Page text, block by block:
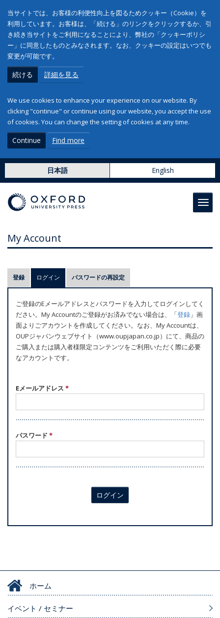
当サイトでは、お客様の利便性向上を図るためクッキー（Cookie）を
利用しています。お客様は、「続ける」のリンクをクリックするか、引
き続き当サイトをご利用になることにより、弊社の「クッキーポリシ
ー」に同意したものとみなされます。なお、クッキーの設定はいつでも
変更が可能です。
続ける 詳細を見る
We use cookies to enhance your experience on our website. By
clicking "continue" or continue using our website, you accept the use
of cookies. You can change the setting of cookies at any time.
Continue Find more
日本語 English
My Account
プ
ラ
マ
リ
ー
タ
ブ
登録 ログイン (アクティブなタブ)
パスワードの再設定
ご登録のEメールアドレスとパスワードを入力してログインしてく
ださい。My Accountのご登録がお済みでない場合は、「登録 」画
面よりごアカウントを作成してください。なお、My Accountは、
OUPジャパンウェブサイト（www.oupjapan.co.jp）にて、商品の
ご購入または購入者様限定コンテンツをご利用いただく際に必要
なアカウントです。
Eメールアドレス *
パスワード *
ログイン
ホーム
イベント / セミナー